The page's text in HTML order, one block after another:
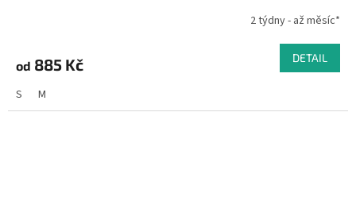
2 týdny - až měsíc*
od 885 Kč DETAIL
S M